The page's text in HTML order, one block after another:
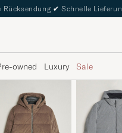
Rücksendung ✔ Schnelle
owned Luxury Sale